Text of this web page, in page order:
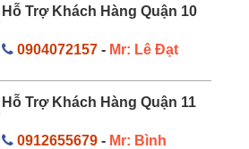
Hỗ Trợ Khách Hàng Quận 10
0904072157 - Mr: Lê Đạt
Hỗ Trợ Khách Hàng Quận 11
0912655679 - Mr: Bình